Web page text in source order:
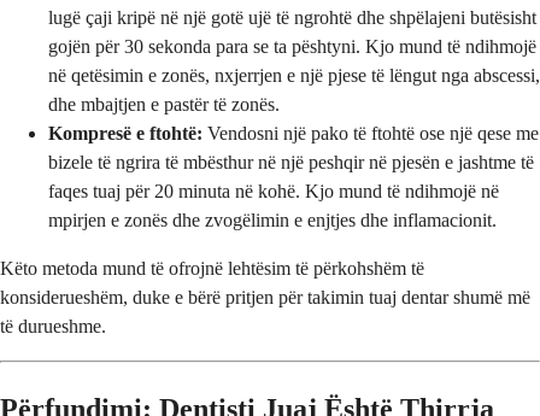
lugë çaji kripë në një gotë ujë të ngrohtë dhe shpëlajeni butësisht
gojën për 30 sekonda para se ta pështyni. Kjo mund të ndihmojë
në qetësimin e zonës, nxjerrjen e një pjese të lëngut nga abscessi,
dhe mbajtjen e pastër të zonës.
Kompresë e ftohtë: Vendosni një pako të ftohtë ose një qese me
bizele të ngrira të mbësthur në një peshqir në pjesën e jashtme të
faqes tuaj për 20 minuta në kohë. Kjo mund të ndihmojë në
mpirjen e zonës dhe zvogëlimin e enjtjes dhe inflamacionit.
Këto metoda mund të ofrojnë lehtësim të përkohshëm të
konsiderueshëm, duke e bërë pritjen për takimin tuaj dentar shumë më
të durueshme.
Përfundimi: Dentisti Juaj Është Thirrja